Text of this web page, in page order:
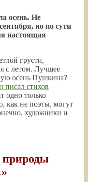
осень. Не
но по сути
настоящая
грусти,
с летом. Лучшее
осень Пушкина?
писал стихов
одно только
как не поэты, могут
художники и